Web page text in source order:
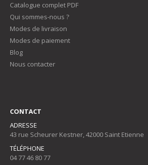
Catalogue complet PDF
Qui sommes-nous ?
Modes de livraison
Modes de paiement
Blog
Nous contacter
CONTACT
ADRESSE
43 rue Scheurer Kestner, 42000 Saint Etienne
TÉLÉPHONE
04 77 46 80 77